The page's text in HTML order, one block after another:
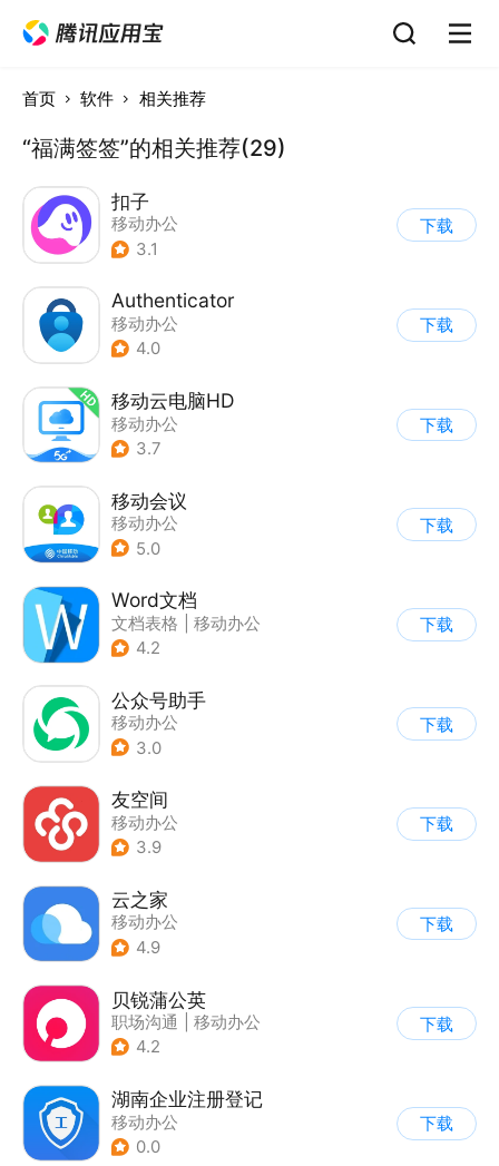
首页 软件 相关推荐
“福满签签”的相关推荐(29)
扣子
移动办公
3.1
下载
Authenticator
移动办公
4.0
下载
移动云电脑HD
移动办公
3.7
下载
移动会议
移动办公
5.0
下载
Word文档
文档表格
移动办公
4.2
下载
公众号助手
移动办公
3.0
下载
友空间
移动办公
3.9
下载
云之家
移动办公
4.9
下载
贝锐蒲公英
职场沟通
移动办公
4.2
下载
湖南企业注册登记
移动办公
0.0
下载